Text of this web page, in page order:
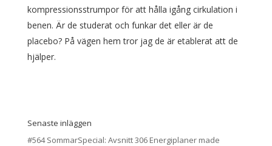
kompressionsstrumpor för att hålla igång cirkulation i
benen. Är de studerat och funkar det eller är de
placebo? På vägen hem tror jag de är etablerat att de
hjälper.
Senaste inläggen
#564 SommarSpecial: Avsnitt 306 Energiplaner made